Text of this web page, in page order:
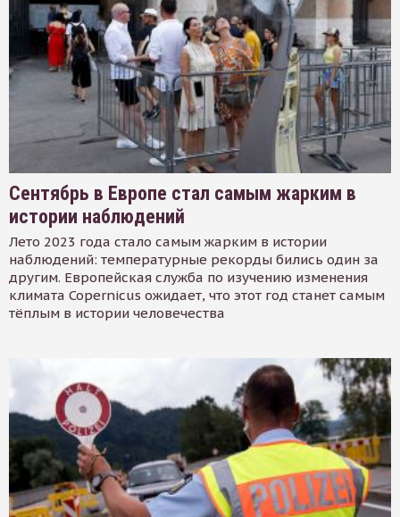
Сентябрь в Европе стал самым жарким в
истории наблюдений
Лето 2023 года стало самым жарким в истории
наблюдений: температурные рекорды бились один за
другим. Европейская служба по изучению изменения
климата Copernicus ожидает, что этот год станет самым
тёплым в истории человечества